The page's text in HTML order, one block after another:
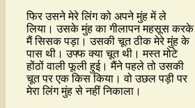
फिर उसने मेरे लिंग को अपने मुंह में ले
लिया। उसके मुंह का गीलापन महसूस करके
मैं सिसक पड़ा। उसकी चूत ठीक मेरे मुंह के
पास थी। उफ्फ क्या चूत थी। मस्त मोटे
होंठों वाली फूली हुई। मैंने पहले तो उसकी
चूत पर एक किस किया। वो उछल पड़ी पर
मेरा लिंग मुंह से नहीं निकाला।